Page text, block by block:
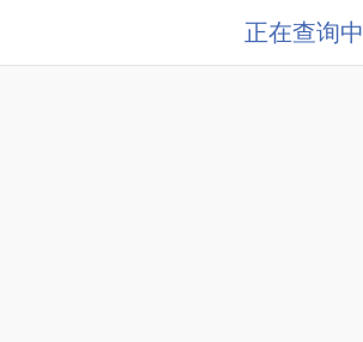
正在查询中